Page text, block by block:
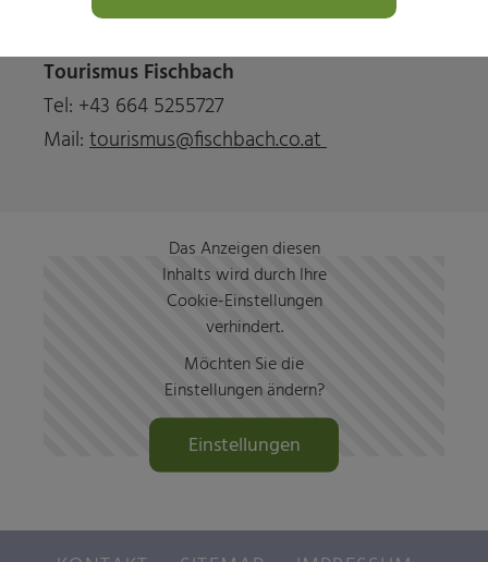
Tel.: +43 3170 206
Tourismus Fischbach
Tel: +43 664 5255727
Mail: tourismus@fischbach.co.at
Das Anzeigen diesen
Inhalts wird durch Ihre
Cookie-Einstellungen
verhindert.
Möchten Sie die
Einstellungen ändern?
Einstellungen